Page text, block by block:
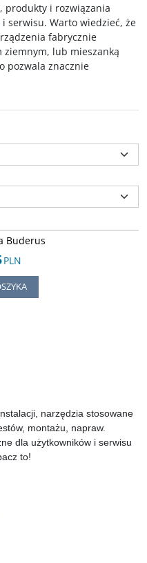
produkty i rozwiązania
serwisu. Warto wiedzieć, że
fabrycznie
ziemnym, lub mieszanką
pozwala znacznie
Logano. Oryginalny, fabrycznie
stosowane w pierwszym
Buderus
PLN
narzędzia stosowane
montażu, napraw.
dla użytkowników i serwisu
to!